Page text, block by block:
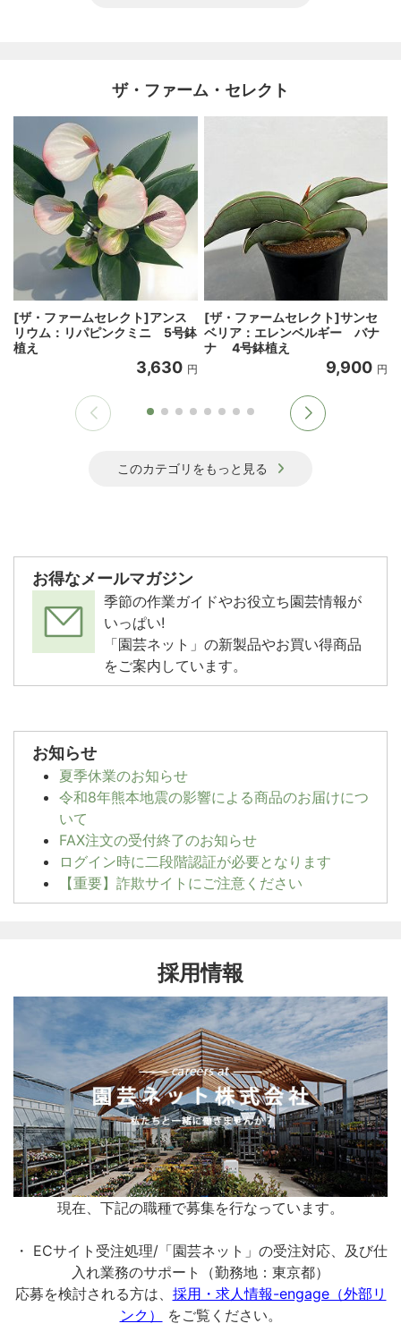
ザ・ファーム・セレクト
[ザ・ファームセレクト]アンス
リウム：リパピンクミニ 5号鉢
植え
3,630 円
[ザ・ファームセレクト]サンセ
ベリア：エレンベルギー バナ
ナ 4号鉢植え
9,900 円
このカテゴリをもっと見る
お得なメールマガジン
季節の作業ガイドやお役立ち園芸情報が
いっぱい!
「園芸ネット」の新製品やお買い得商品
をご案内しています。
お知らせ
夏季休業のお知らせ
令和8年熊本地震の影響による商品のお届けにつ
いて
FAX注文の受付終了のお知らせ
ログイン時に二段階認証が必要となります
【重要】詐欺サイトにご注意ください
採用情報
現在、下記の職種で募集を行なっています。
・ ECサイト受注処理/「園芸ネット」の受注対応、及び仕
入れ業務のサポート（勤務地：東京都）
応募を検討される方は、 採用・求人情報-engage（外部リ
ンク）
をご覧ください。